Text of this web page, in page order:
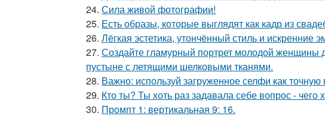
24. Сила живой фотографии!
25. Есть образы, которые выглядят как кадр из
26. Лёгкая эстетика, утончённый стиль и
27. Создайте гламурный портрет молодой женщины
пустыне с летящими шелковыми тканями.
28. Важно: используй загруженное селфи как точную
29. Кто ты? Ты хоть раз задавала себе вопрос -
30. Промпт 1: вертикальная 9: 16.